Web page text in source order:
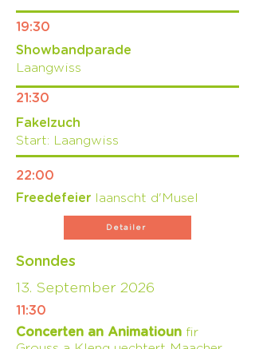
19:30
Showbandparade
Laangwiss
21:30
Fakelzuch
Start: Laangwiss
22:00
Freedefeier laanscht d'Musel
Detailer
Sonndes
13. September 2026
11:30
Concerten an Animatioun fir